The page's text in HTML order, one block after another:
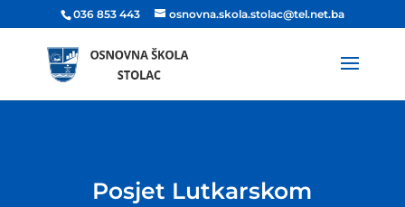
036 853 443 osnovna.skola.stolac@tel.net.ba
Posjet Lutkarskom